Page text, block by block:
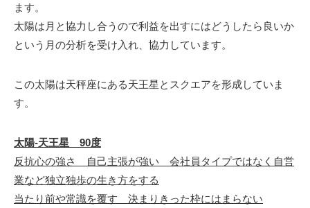
ます。
太陽は月と協力し合うので利益を出すにはどうしたら良いか
という月の分析を受け入れ、協力しています。
この太陽は天秤座にある天王星とスクエアを形成していま
す。
太陽-天王星 90度
反抗心の強さ 自己主張が強い 会社員タイプではなく自営
業など独立独歩の生き方をする
当たり前や常識を覆す 決まりきった枠にはまらない